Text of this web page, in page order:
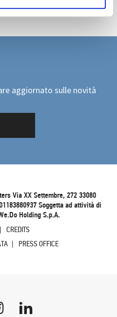
aggiornato sulle novità
Via XX Settembre, 272 33080
Soggetta ad attività di
Holding S.p.A.
CREDITS
PRESS OFFICE